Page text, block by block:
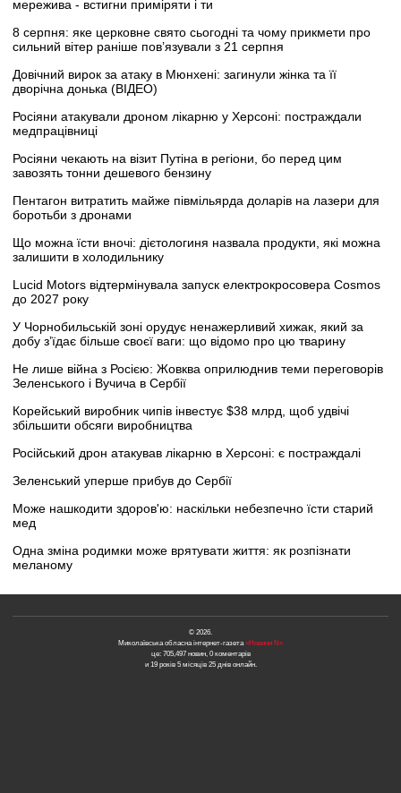
мережива - встигни приміряти і ти
8 серпня: яке церковне свято сьогодні та чому прикмети про
сильний вітер раніше пов’язували з 21 серпня
Довічний вирок за атаку в Мюнхені: загинули жінка та її
дворічна донька (ВІДЕО)
Росіяни атакували дроном лікарню у Херсоні: постраждали
медпрацівниці
Росіяни чекають на візит Путіна в регіони, бо перед цим
завозять тонни дешевого бензину
Пентагон витратить майже півмільярда доларів на лазери для
боротьби з дронами
Що можна їсти вночі: дієтологиня назвала продукти, які можна
залишити в холодильнику
Lucid Motors відтермінувала запуск електрокросовера Cosmos
до 2027 року
У Чорнобильській зоні орудує ненажерливий хижак, який за
добу з’їдає більше своєї ваги: що відомо про цю тварину
Не лише війна з Росією: Жовква оприлюднив теми переговорів
Зеленського і Вучича в Сербії
Корейський виробник чипів інвестує $38 млрд, щоб удвічі
збільшити обсяги виробництва
Російський дрон атакував лікарню в Херсоні: є постраждалі
Зеленський уперше прибув до Сербії
Може нашкодити здоров'ю: наскільки небезпечно їсти старий
мед
Одна зміна родимки може врятувати життя: як розпізнати
меланому
© 2026.
Миколаївська обласна інтернет-газета «Новини N»
це: 705,497 новин, 0 коментарів
и 19 років 5 місяців 25 днів онлайн.